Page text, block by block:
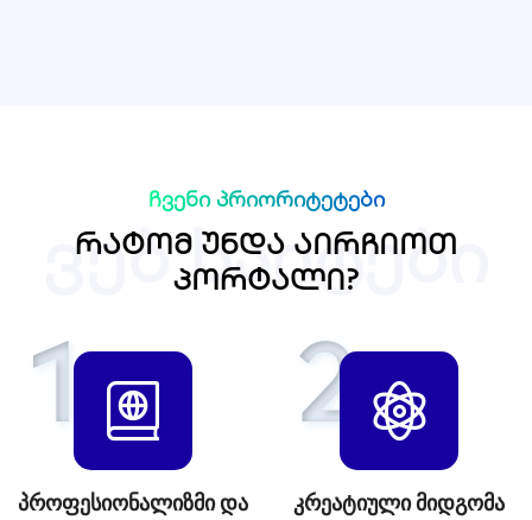
ვებ საიტები
ჩვენი პრიორიტეტები
რატომ უნდა აირჩიოთ
პორტალი?
1
პროფესიონალიზმი და
2
კრეატიული მიდგომა